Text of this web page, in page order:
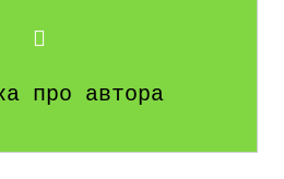
про автора